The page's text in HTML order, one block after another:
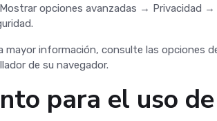
opciones avanzadas → Privacidad
mayor información, consulte las opciones
de su navegador.
para el uso de